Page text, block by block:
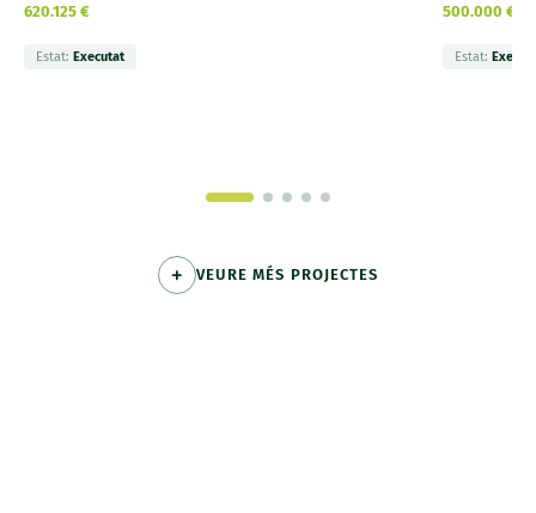
620.125 €
Estat: Executat
500.000 €
Estat:
VEURE MÉS PROJECTES